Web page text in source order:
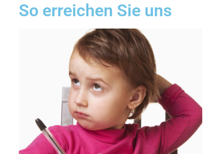
So erreichen Sie uns